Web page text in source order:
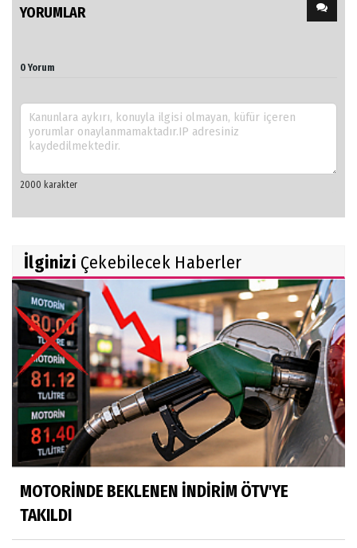
YORUMLAR
0 Yorum
İlginizi Çekebilecek Haberler
MOTORİNDE BEKLENEN İNDİRİM ÖTV'YE
TAKILDI